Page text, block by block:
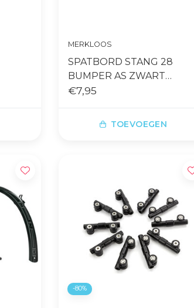
MERKLOOS
SPATBORD STANG 28
BUMPER AS ZWART
GLANS
€7,95
TOEVOEGEN
-80%